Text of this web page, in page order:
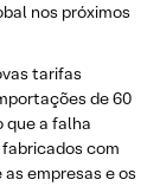
nos próximos
tarifas
de 60
que a falha
com
empresas e os